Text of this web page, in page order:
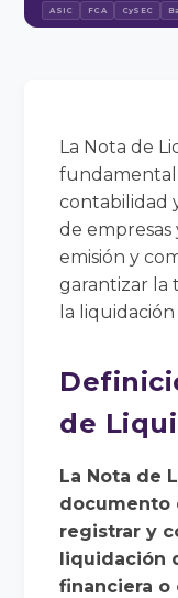
ASIC FCA CySEC
La Nota de
fundamental
contabilidad
de empresas
emisión y
garantizar la
la
de
La Nota de
documento
registrar y
liquidación
financiera o